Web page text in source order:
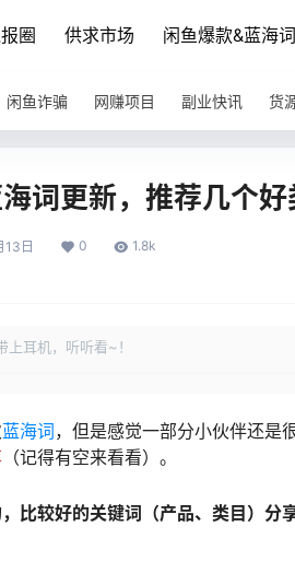
圈 供求市场 闲鱼爆款&蓝海词
闲鱼诈骗 网赚项目 副业快讯 货
词更新，推荐几个好
13日 0 1.8k
上耳机，听听看~！
蓝海词 ，但是感觉一部分小伙伴还是
（记得有空来看看）。
比较好的关键词（产品、类目）分